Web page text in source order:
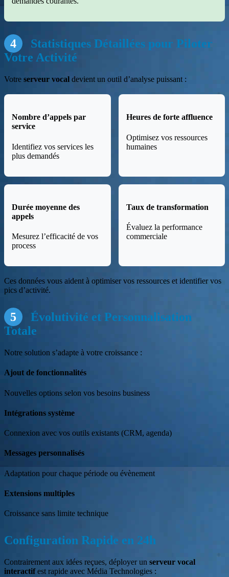
4
Statistiques Détaillées pour Piloter
Votre Activité
Votre serveur vocal devient un outil d’analyse puissant :
Nombre d’appels par
service
Identifiez vos services les
plus demandés
Heures de forte affluence
Optimisez vos ressources
humaines
Durée moyenne des
appels
Mesurez l’efficacité de vos
process
Taux de transformation
Évaluez la performance
commerciale
Ces données vous aident à optimiser vos ressources et identifier vos
pics d’activité.
5
Évolutivité et Personnalisation
Totale
Notre solution s’adapte à votre croissance :
Ajout de fonctionnalités
Nouvelles options selon vos besoins business
Intégrations système
Connexion avec vos outils existants (CRM, agenda)
Messages personnalisés
Adaptation pour chaque période ou évènement
Extensions multiples
Croissance sans limite technique
Configuration Rapide en 24h
Contrairement aux idées reçues, déployer un serveur vocal
interactifest rapide avec Média Technologies :